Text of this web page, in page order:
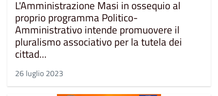
L'Amministrazione Masi in ossequio al
proprio programma Politico-
Amministrativo intende promuovere il
pluralismo associativo per la tutela dei
cittad...
26 luglio 2023